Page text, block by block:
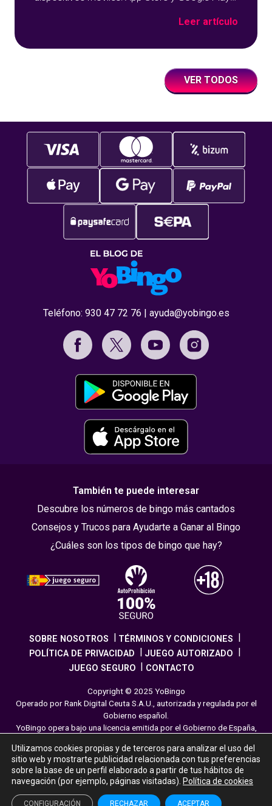
Leer artículo
VER TODOS
Teléfono: 930 47 72 76 ayuda@yobingo.es
También te puede interesar
Descubre los números de bingo más cantados
Consejos y Trucos para Ayudarte a Ganar al Bingo
¿Cuáles son los tipos de bingo que hay?
SOBRE NOSOTROS
TÉRMINOS Y CONDICIONES
POLÍTICA DE PRIVACIDAD
JUEGO AUTORIZADO
JUEGO SEGURO
CONTACTO
Copyright © 2025 YoBingo
Operado por Rank Digital Ceuta S.A.U., autorizada y regulada por el
Gobierno español.
YoBingo opera bajo una licencia emitida por el Gobierno de España,
responsabilidad en los juegos online. El juego es una forma de
entretenimiento cuya finalidad es ofrecer diversión y emoción a los
jugadores en nuestra página web. Juega con moderación siguiendo
las pautas recomendadas para el juego responsable.
Utilizamos cookies propias y de terceros para analizar el uso del
sitio web y mostrarte publicidad relacionada con tus preferencias
sobre la base de un perfil elaborado a partir de tus hábitos de
navegación (por ejemplo, páginas visitadas). Política de cookies
ACEPTAR
RECHAZAR
CONFIGURACIÓN